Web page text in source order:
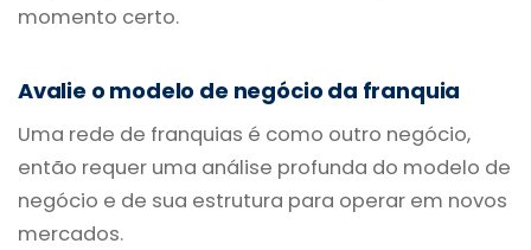
momento certo.
Avalie o modelo de negócio da franquia
Uma rede de franquias é como outro negócio,
então requer uma análise profunda do modelo de
negócio e de sua estrutura para operar em novos
mercados.